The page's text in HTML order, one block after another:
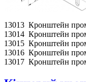
13013 Кронштейн
13014 Кронштейн
13015 Кронштейн
13016 Кронштейн
13017 Кронштейн